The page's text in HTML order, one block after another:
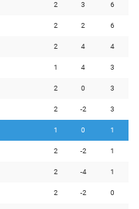
2 3 6
2 2 6
2 4 4
1 4 3
2 0 3
2 -2 3
1 0 1
2 -2 1
2 -4 1
2 -2 0